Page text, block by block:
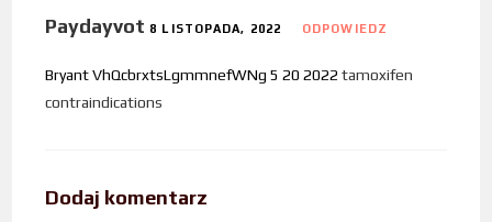
Paydayvot 8 LISTOPADA, 2022 ODPOWIEDZ
Bryant VhQcbrxtsLgmmnefWNg 5 20 2022tamoxifen
contraindications
Dodaj komentarz